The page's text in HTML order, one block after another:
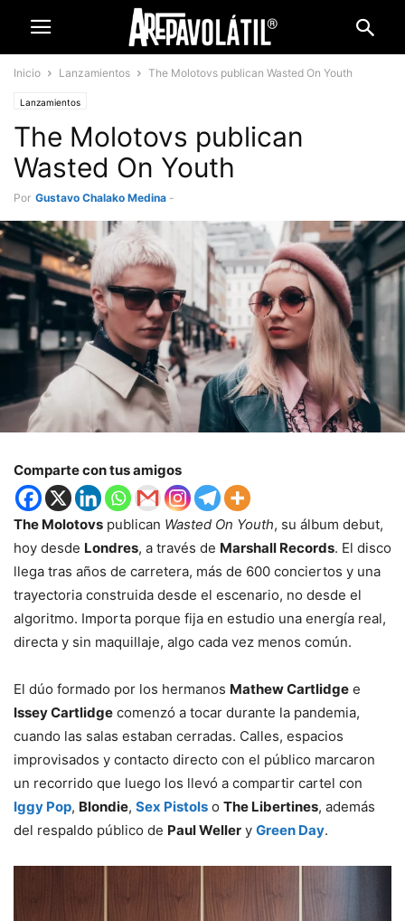
Inicio Lanzamientos The Molotovs publican Wasted On Youth
Lanzamientos
The Molotovs publican
Wasted On Youth
Por Gustavo Chalako Medina -
Comparte con tus amigos
The Molotovs publican Wasted On Youth, su álbum debut,
hoy desde Londres, a través de Marshall Records. El disco
llega tras años de carretera, más de 600 conciertos y una
trayectoria construida desde el escenario, no desde el
algoritmo. Importa porque fija en estudio una energía real,
directa y sin maquillaje, algo cada vez menos común.
El dúo formado por los hermanos Mathew Cartlidge e
Issey Cartlidge comenzó a tocar durante la pandemia,
cuando las salas estaban cerradas. Calles, espacios
improvisados y contacto directo con el público marcaron
un recorrido que luego los llevó a compartir cartel con
Iggy Pop, Blondie, Sex Pistols o The Libertines, además
del respaldo público de Paul Weller y Green Day.